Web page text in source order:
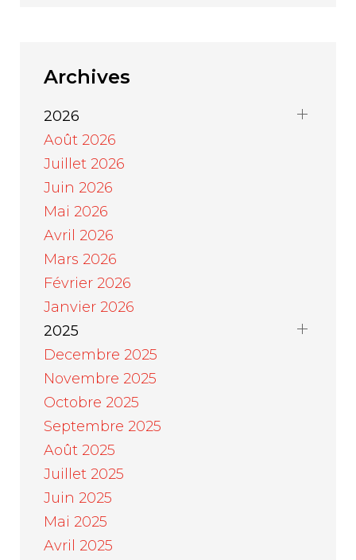
Archives
2026
Août 2026
Juillet 2026
Juin 2026
Mai 2026
Avril 2026
Mars 2026
Février 2026
Janvier 2026
2025
Decembre 2025
Novembre 2025
Octobre 2025
Septembre 2025
Août 2025
Juillet 2025
Juin 2025
Mai 2025
Avril 2025